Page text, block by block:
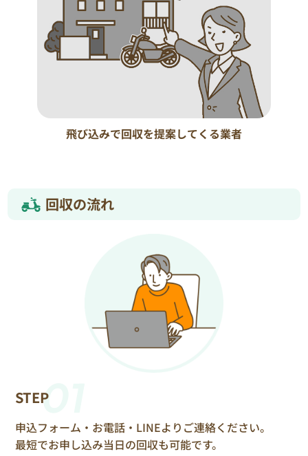
飛び込みで回収を提案してくる業者
回収の流れ
STEP01
申込フォーム・お電話・LINEよりご連絡ください。
最短でお申し込み当日の回収も可能です。